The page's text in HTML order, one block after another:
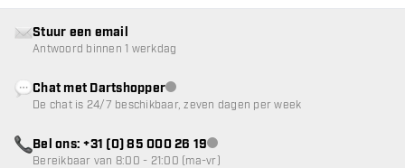
Stuur een email
Antwoord binnen 1 werkdag
Chat met Dartshopperklantenservice niet beschikbaar
De chat is 24/7 beschikbaar, zeven dagen per week
Bel ons: +31 (0) 85 000 26 19klantenservice niet beschikbaar
Bereikbaar van 8:00 - 21:00 (ma-vr)